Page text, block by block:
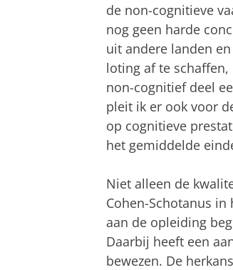
de non-cognitieve
nog geen harde
uit andere landen
loting af te
non-cognitief deel
pleit ik er ook voor
op cognitieve
het gemiddelde
Niet alleen de
Cohen-Schotanus
aan de opleiding
Daarbij heeft een
bewezen. De